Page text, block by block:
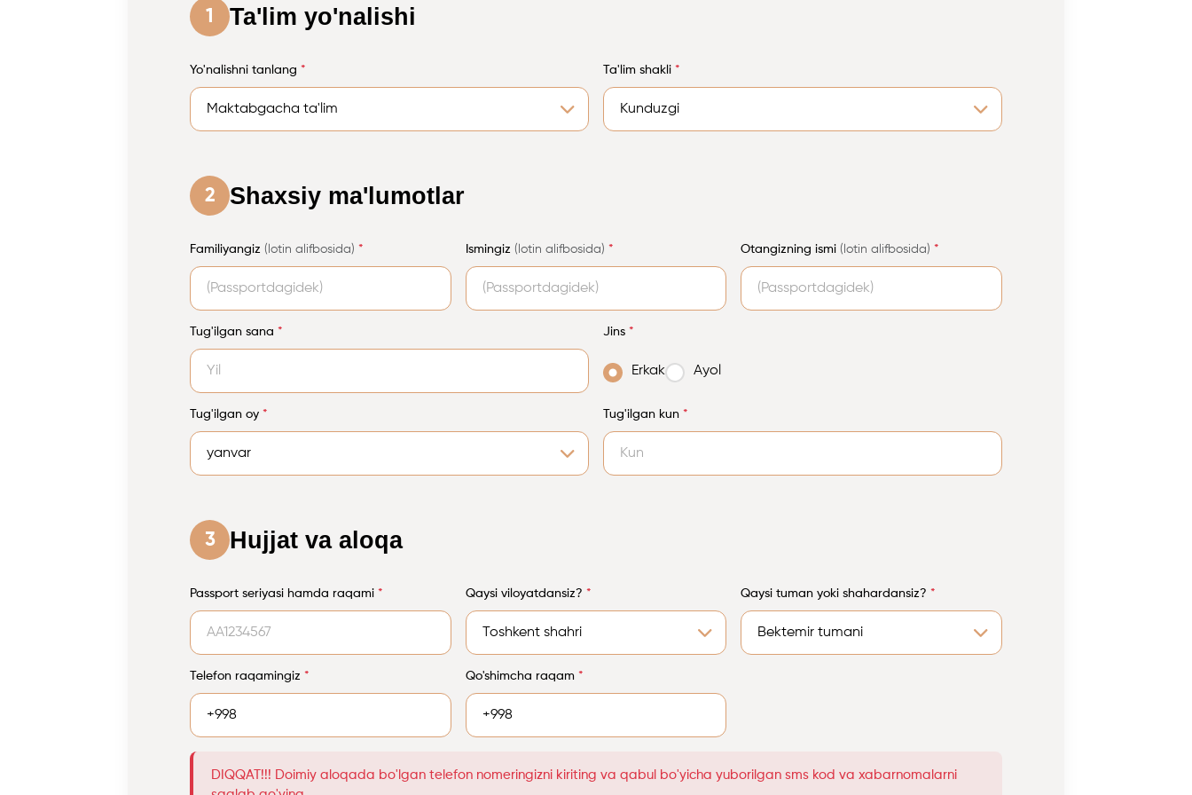
1 Ta'lim yo'nalishi
Yo'nalishni tanlang * Ta'lim shakli *
2 Shaxsiy ma'lumotlar
Familiyangiz (lotin alifbosida) * Ismingiz (lotin alifbosida) * Otangizning ismi (lotin alifbosida) *
Tug'ilgan sana * Jins *
Erkak Ayol
Tug'ilgan oy * Tug'ilgan kun *
3 Hujjat va aloqa
Passport seriyasi hamda raqami * Qaysi viloyatdansiz? * Qaysi tuman yoki shahardansiz?*
Telefon raqamingiz * Qo'shimcha raqam *
DIQQAT!!! Doimiy aloqada bo'lgan telefon nomeringizni kiriting va qabul bo'yicha yuborilgan sms kod va xabarnomalarni